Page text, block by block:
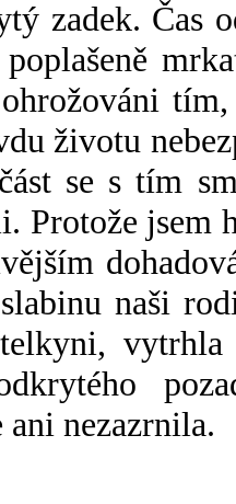
zadek. Čas
životu
se s tím
Protože
naši
vytrhla
nezazrnila.